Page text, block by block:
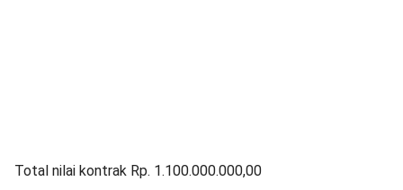
Total nilai kontrak Rp. 1.100.000.000,00